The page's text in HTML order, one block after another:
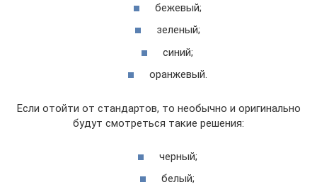
бежевый;
зеленый;
синий;
оранжевый.
Если отойти от стандартов, то необычно и оригинально
будут смотреться такие решения:
черный;
белый;